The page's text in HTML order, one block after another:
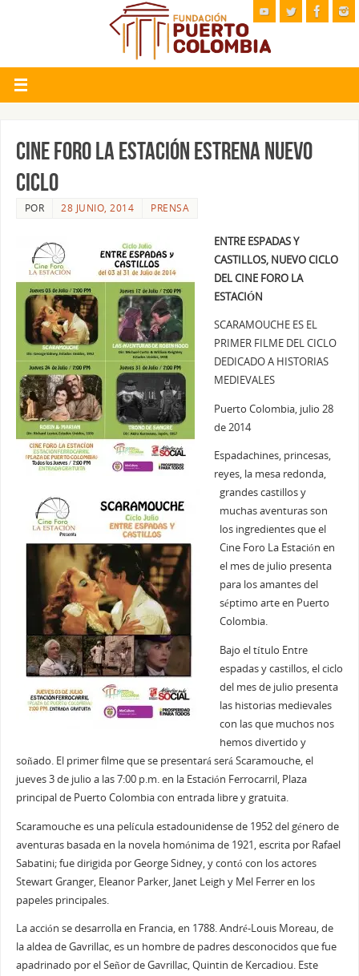
CINE FORO LA ESTACIÓN ESTRENA NUEVO
CICLO
POR 28 JUNIO, 2014 PRENSA
ENTRE ESPADAS Y
CASTILLOS, NUEVO CICLO
DEL CINE FORO LA
ESTACIÓN
SCARAMOUCHE ES EL
PRIMER FILME DEL CICLO
DEDICADO A HISTORIAS
MEDIEVALES
Puerto Colombia, julio 28
de 2014
Espadachines, princesas,
reyes, la mesa redonda,
grandes castillos y
muchas aventuras son
los ingredientes que el
Cine Foro La Estación en
el mes de julio presenta
para los amantes del
séptimo arte en Puerto
Colombia.
Bajo el título Entre
espadas y castillos, el ciclo
del mes de julio presenta
las historias medievales
con las que muchos nos
hemos divertido y
soñado. El primer filme que se presentará será Scaramouche, el
jueves 3 de julio a las 7:00 p.m. en la Estación Ferrocarril, Plaza
principal de Puerto Colombia con entrada libre y gratuita.
Scaramouche es una película estadounidense de 1952 del género de
aventuras basada en la novela homónima de 1921, escrita por Rafael
Sabatini; fue dirigida por George Sidney, y contó con los actores
Stewart Granger, Eleanor Parker, Janet Leigh y Mel Ferrer en los
papeles principales.
La acción se desarrolla en Francia, en 1788. André-Louis Moreau, de
la aldea de Gavrillac, es un hombre de padres desconocidos que fue
apadrinado por el Señor de Gavrillac, Quintin de Kercadiou. Este